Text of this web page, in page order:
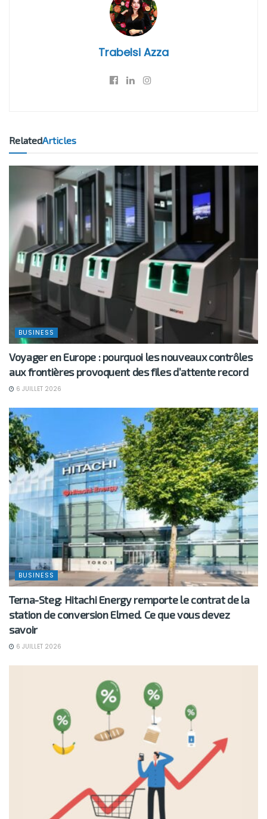
Trabelsi Azza
RelatedArticles
BUSINESS
Voyager en Europe : pourquoi les nouveaux contrôles
aux frontières provoquent des files d’attente record
6 JUILLET 2026
BUSINESS
Terna-Steg: Hitachi Energy remporte le contrat de la
station de conversion Elmed. Ce que vous devez
savoir
6 JUILLET 2026